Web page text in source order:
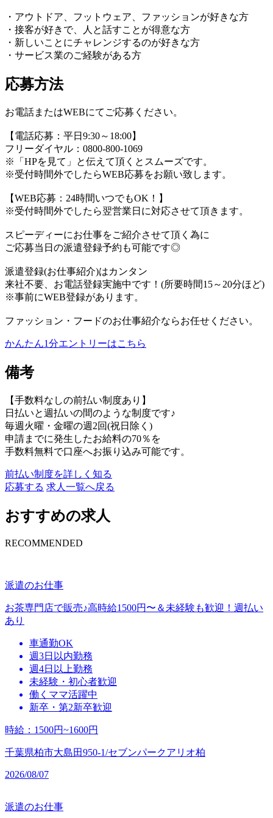
・アウトドア、フットウェア、ファッションが好きな方
・接客が好きで、人と話すことが得意な方
・新しいことにチャレンジするのが好きな方
・サービス業のご経験がある方
応募方法
お電話またはWEBにてご応募ください。
【電話応募：平日9:30～18:00】
フリーダイヤル：0800-800-1069
※「HPを見て」と伝えて頂くとスムーズです。
※受付時間外でしたらWEB応募をお願い致します。
【WEB応募：24時間いつでもOK！】
※受付時間外でしたら翌営業日に対応させて頂きます。
スピーディーにお仕事をご紹介させて頂く為に
ご応募当日の派遣登録予約も可能です◎
派遣登録(お仕事紹介)はカンタン
来社不要、お電話登録実施中です！(所要時間15～20分ほど)
※事前にWEB登録があります。
ファッション・フードのお仕事紹介ならお任せください。
かんたん1分エントリーはこちら
備考
【手数料なしの前払い制度あり】
日払いと週払いの間のような制度です♪
毎週火曜・金曜の週2回(祝日除く)
申請までに発生したお給料の70％を
手数料無料で口座へお振り込み可能です。
前払い制度を詳しく知る
応募する 求人一覧へ戻る
おすすめの求人
RECOMMENDED
派遣のお仕事
お茶専門店で販売♪高時給1500円〜＆未経験も歓迎！週払い
あり
車通勤OK
週3日以内勤務
週4日以上勤務
未経験・初心者歓迎
働くママ活躍中
新卒・第2新卒歓迎
時給 ： 1500円~1600円
千葉県柏市大島田950-1/セブンパークアリオ柏
2026/08/07
派遣のお仕事